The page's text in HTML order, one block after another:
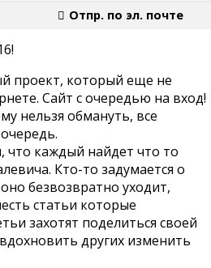
Отпр. по эл. почте
проект, который еще не
Сайт с очередью на вход!
нельзя обмануть, все
что каждый найдет что то
Кто-то задумается о
безвозвратно уходит,
статьи которые
захотят поделиться своей
других изменить